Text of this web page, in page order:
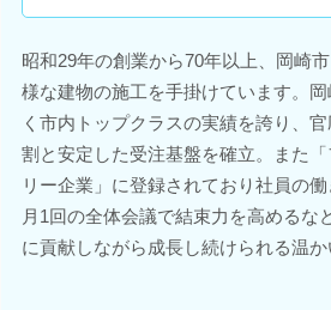
昭和29年の創業から70年以上、岡崎
様な建物の施工を手掛けています。
く市内トップクラスの実績を誇り、
割と安定した受注基盤を確立。また
リー企業」に登録されており社員の働
月1回の全体会議で結束力を高めるな
に貢献しながら成長し続けられる温か